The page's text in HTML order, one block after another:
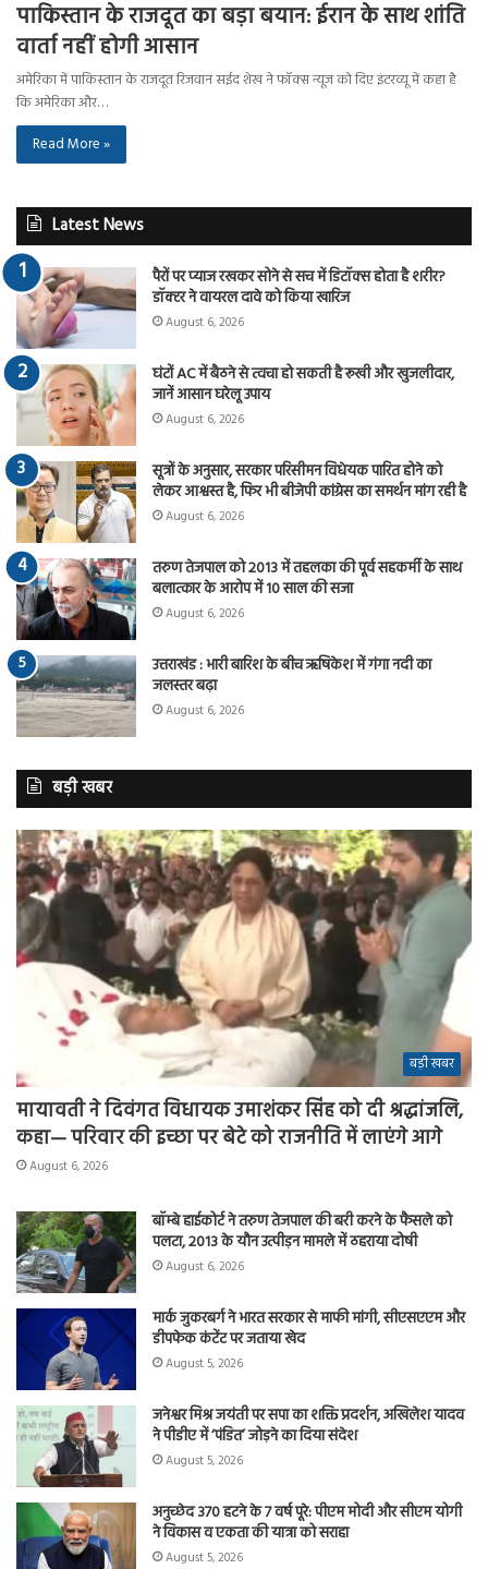
पाकिस्तान के राजदूत का बड़ा बयान: ईरान के साथ शांति
वार्ता नहीं होगी आसान
अमेरिका में पाकिस्तान के राजदूत रिजवान सईद शेख ने फॉक्स न्यूज को दिए इंटरव्यू में कहा है
कि अमेरिका और…
Read More »
Latest News
पैरों पर प्याज रखकर सोने से सच में डिटॉक्स होता है शरीर?
डॉक्टर ने वायरल दावे को किया खारिज
August 6, 2026
घंटों AC में बैठने से त्वचा हो सकती है रूखी और खुजलीदार,
जानें आसान घरेलू उपाय
August 6, 2026
सूत्रों के अनुसार, सरकार परिसीमन विधेयक पारित होने को
लेकर आश्वस्त है, फिर भी बीजेपी कांग्रेस का समर्थन मांग रही है
August 6, 2026
तरुण तेजपाल को 2013 में तहलका की पूर्व सहकर्मी के साथ
बलात्कार के आरोप में 10 साल की सजा
August 6, 2026
उत्तराखंड : भारी बारिश के बीच ऋषिकेश में गंगा नदी का
जलस्तर बढ़ा
August 6, 2026
बड़ी खबर
बड़ी खबर
मायावती ने दिवंगत विधायक उमाशंकर सिंह को दी श्रद्धांजलि,
कहा— परिवार की इच्छा पर बेटे को राजनीति में लाएंगे आगे
August 6, 2026
बॉम्बे हाईकोर्ट ने तरुण तेजपाल की बरी करने के फैसले को
पलटा, 2013 के यौन उत्पीड़न मामले में ठहराया दोषी
August 6, 2026
मार्क जुकरबर्ग ने भारत सरकार से माफी मांगी, सीएसएएम और
डीपफेक कंटेंट पर जताया खेद
August 5, 2026
जनेश्वर मिश्र जयंती पर सपा का शक्ति प्रदर्शन, अखिलेश यादव
ने पीडीए में ‘पंडित’ जोड़ने का दिया संदेश
August 5, 2026
अनुच्छेद 370 हटने के 7 वर्ष पूरे: पीएम मोदी और सीएम योगी
ने विकास व एकता की यात्रा को सराहा
August 5, 2026